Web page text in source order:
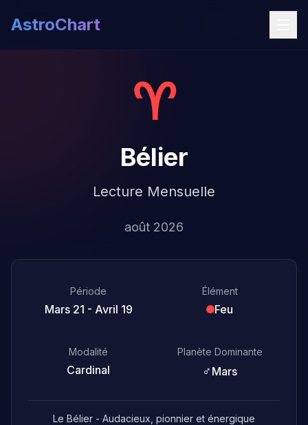
AstroChart
♈
Bélier
Lecture Mensuelle
août 2026
Période
Mars 21 - Avril 19
Élément
Feu
Modalité
Cardinal
Planète Dominante
♂ Mars
Le Bélier - Audacieux, pionnier et énergique